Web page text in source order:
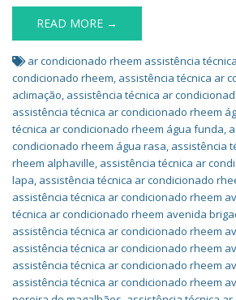
READ MORE →
ar condicionado rheem assistência técnica
condicionado rheem, assistência técnica ar
aclimação, assistência técnica ar
assistência técnica ar condicionado rheem
técnica ar condicionado rheem água funda,
condicionado rheem água rasa, assistência
rheem alphaville, assistência técnica ar
lapa, assistência técnica ar condicionado
assistência técnica ar condicionado rheem
técnica ar condicionado rheem avenida
assistência técnica ar condicionado rheem
assistência técnica ar condicionado rheem
assistência técnica ar condicionado rheem
assistência técnica ar condicionado rheem